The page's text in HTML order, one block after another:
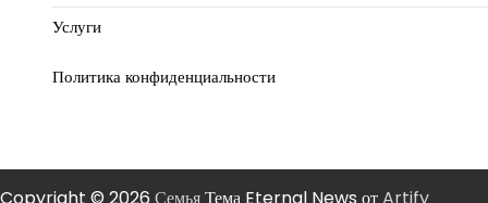
Услуги
Политика конфиденциальности